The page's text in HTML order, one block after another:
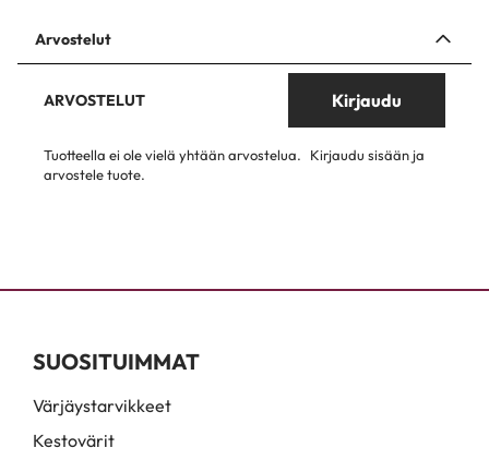
Arvostelut
ARVOSTELUT Kirjaudu
Tuotteella ei ole vielä yhtään arvostelua.
Kirjaudu sisään ja
arvostele tuote.
SUOSITUIMMAT
Värjäystarvikkeet
Kestovärit